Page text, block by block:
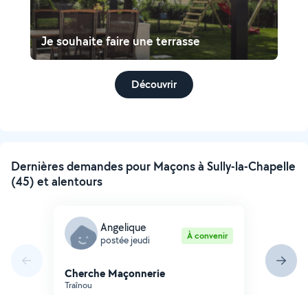
Je souhaite faire une terrasse
Découvrir
Dernières demandes pour Maçons à Sully-la-Chapelle
(45) et alentours
Angelique
postée jeudi À convenir
Cherche Maçonnerie
Traînou